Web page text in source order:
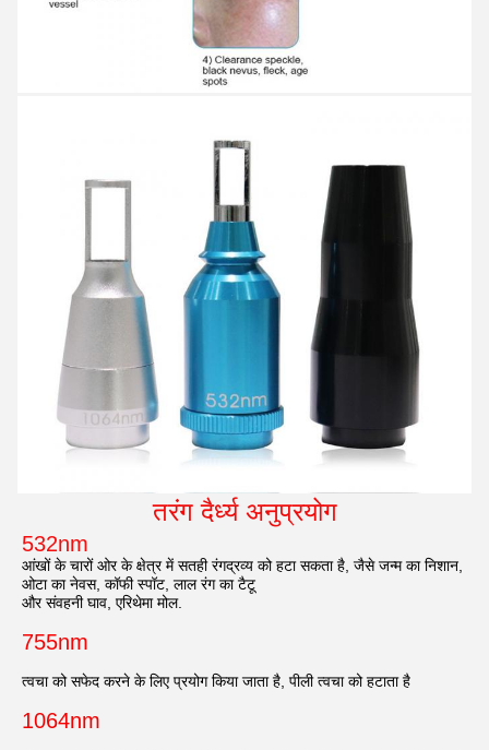
तरंग दैर्ध्य अनुप्रयोग
532nm
आंखों के चारों ओर के क्षेत्र में सतही रंगद्रव्य को हटा सकता है, जैसे जन्म का निशान,
ओटा का नेवस, कॉफी स्पॉट, लाल रंग का टैटू
और संवहनी घाव, एरिथेमा मोल.
755nm
त्वचा को सफेद करने के लिए प्रयोग किया जाता है, पीली त्वचा को हटाता है
1064nm